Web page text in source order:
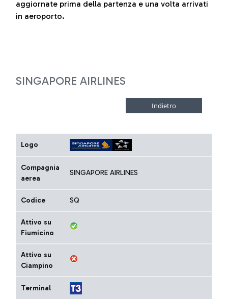
aggiornate prima della partenza e una volta arrivati
in aeroporto.
SINGAPORE AIRLINES
Logo
Compagnia
aerea
SINGAPORE AIRLINES
Codice SQ
Attivo su
Fiumicino
Attivo su
Ciampino
Terminal